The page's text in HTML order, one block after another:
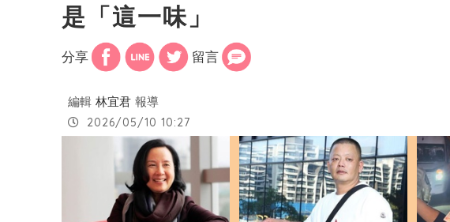
是「這一味」
分享 留言
編輯 林宜君 報導
2026/05/10 10:27